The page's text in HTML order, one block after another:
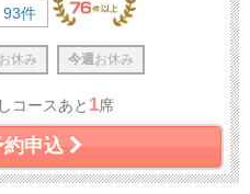
93件
お休み 今週 お休み
コースあと 1席
申込